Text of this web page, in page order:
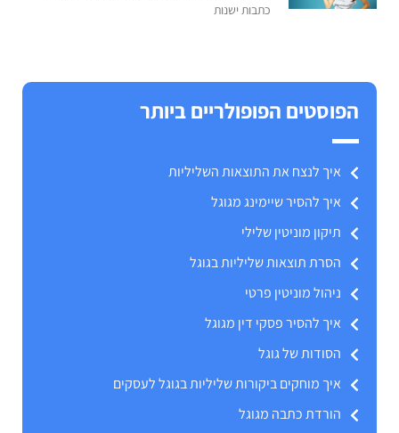
כתבות ישנות
הפוסטים הפופולריים ביותר
איך לנצח את התוצאות השליליות
איך להסיר שיימינג מגוגל
תיקון מוניטין שלילי
הסרת תוצאות שליליות בגוגל
ניהול מוניטין פרטי
איך להסיר פסקי דין מגוגל
הסודות של גוגל
איך מוחקים ביקורות שליליות בגוגל לעסקים
הורדת כתבה מגוגל